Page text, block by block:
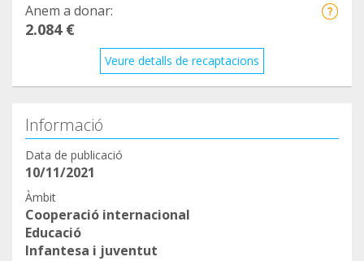
Anem a donar:
2.084 €
Veure detalls de recaptacions
Informació
Data de publicació
10/11/2021
Àmbit
Cooperació internacional
Educació
Infantesa i juventut